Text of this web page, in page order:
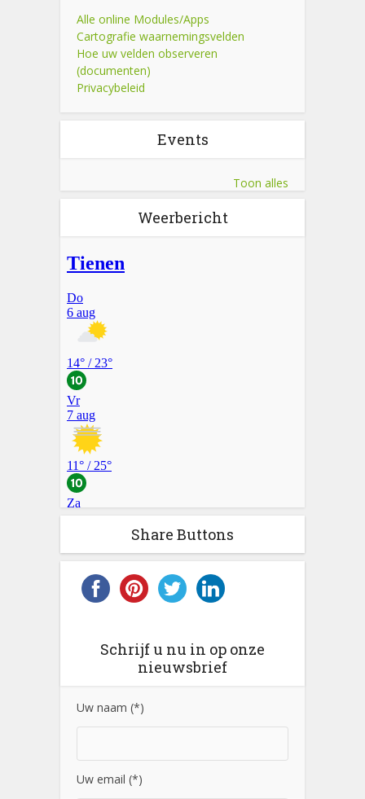
Alle online Modules/Apps
Cartografie waarnemingsvelden
Hoe uw velden observeren
(documenten)
Privacybeleid
Events
Toon alles
Weerbericht
Share Buttons
Schrijf u nu in op onze
nieuwsbrief
Uw naam (*)
Uw email (*)